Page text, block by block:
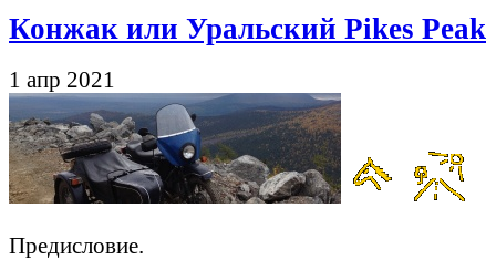
Конжак или Уральский Pikes Peak
1 апр 2021
Предисловие.